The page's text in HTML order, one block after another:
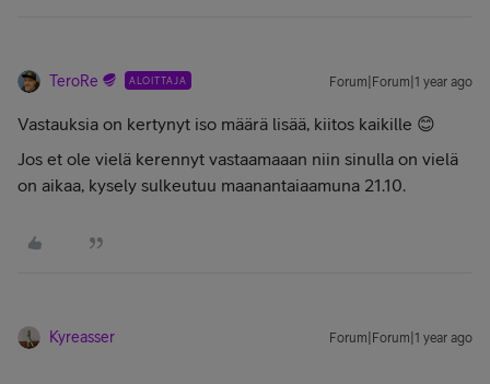
TeroRe ALOITTAJA Forum|Forum|1 year ago
Vastauksia on kertynyt iso määrä lisää, kiitos kaikille 😊
Jos et ole vielä kerennyt vastaamaaan niin sinulla on vielä
on aikaa, kysely sulkeutuu maanantaiaamuna 21.10.
Kyreasser Forum|Forum|1 year ago